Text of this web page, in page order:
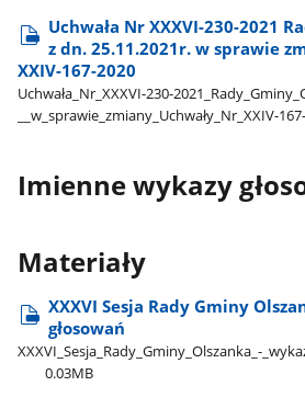
Uchwała Nr XXXVI-230-2021
z dn. 25.11.2021r. w sprawie
XXIV-167-2020
Uchwała​_Nr​_XXXVI-230-
_​_w​_sprawie​_zmiany​_Uchwały​_Nr​_XXIV-
Imienne wykazy
Materiały
XXXVI Sesja Rady Gminy
głosowań
XXXVI​_Sesja​_Rady​_Gminy​_Olszanka​_-​
0.03MB